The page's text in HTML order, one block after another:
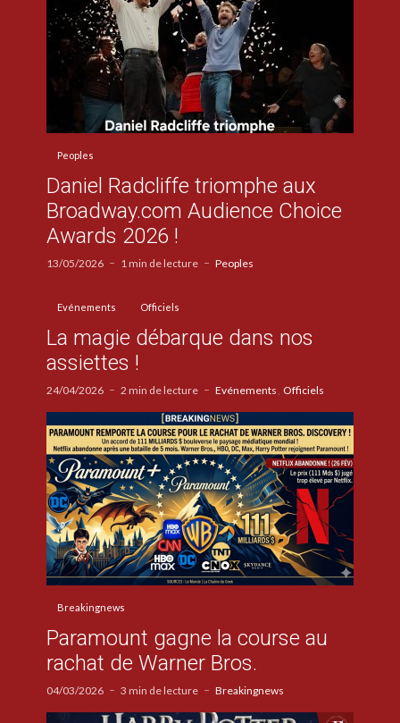
Peoples
Daniel Radcliffe triomphe aux
Broadway.com Audience Choice
Awards 2026 !
13/05/2026 1 min de lecture Peoples
Evénements Officiels
La magie débarque dans nos
assiettes !
24/04/2026 2 min de lecture Evénements Officiels
Breakingnews
Paramount gagne la course au
rachat de Warner Bros.
04/03/2026 3 min de lecture Breakingnews